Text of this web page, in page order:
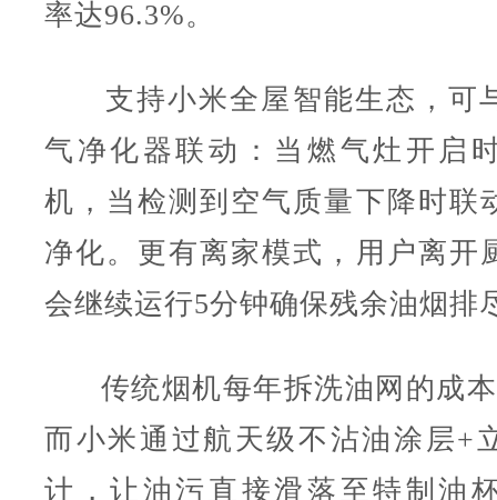
率达96.3%。
支持小米全屋智能生态，可
气净化器联动：当燃气灶开启
机，当检测到空气质量下降时联
净化。更有离家模式，用户离开
会继续运行5分钟确保残余油烟排
传统烟机每年拆洗油网的成
而小米通过航天级不沾油涂层+
计，让油污直接滑落至特制油